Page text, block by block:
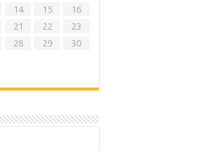
14 15
16
21 22
23
28 29
30